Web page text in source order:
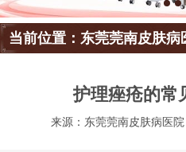
当前位置：东莞莞南皮肤病
护理痤疮的常
来源：东莞莞南皮肤病医院